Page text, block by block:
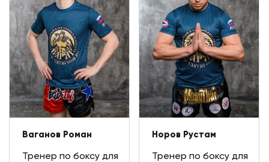
Ваганов Роман
Тренер по боксу для
Норов Рустам
Тренер по боксу для